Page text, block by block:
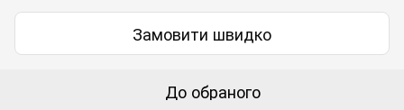
Замовити швидко
До обраного